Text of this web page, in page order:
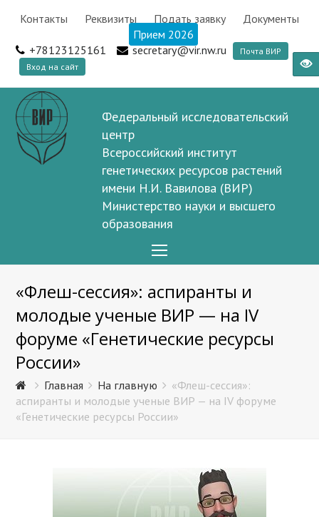
Контакты Реквизиты Подать заявку
Документы
Прием 2026
+78123125161
secretary@vir.nw.ru
Почта ВИР
Вход на сайт
Федеральный исследовательский
центр
Всероссийский институт
генетических ресурсов растений
имени Н.И. Вавилова (ВИР)
Министерство науки и высшего
образования
Menu
«Флеш-сессия»: аспиранты и
молодые ученые ВИР — на IV
форуме «Генетические ресурсы
России»
Главная На главную
«Флеш-сессия»:
аспиранты и молодые ученые ВИР — на IV форуме
«Генетические ресурсы России»